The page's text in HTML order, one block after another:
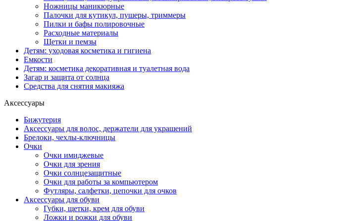
Ножницы маникюрные
Палочки для кутикул, пушеры, триммеры
Пилки и бафы полировочные
Расходные материалы
Щетки и пемзы
Детям: уходовая косметика и гигиена
Емкости
Детям: косметика декоративная и туалетная вода
Загар и защита от солнца
Средства для снятия макияжа
Аксессуары
Бижутерия
Аксессуары для волос, держатели для украшений
Брелоки, чехлы-ключницы
Очки
Очки имиджевые
Очки для зрения
Очки солнцезащитные
Очки для работы за компьютером
Футляры, салфетки, цепочки для очков
Аксессуары для обуви
Губки, щетки, крем для обуви
Ложки и рожки для обуви